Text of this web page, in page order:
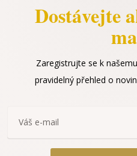
Dostávejte
Zaregistrujte se k
pravidelný přehled o